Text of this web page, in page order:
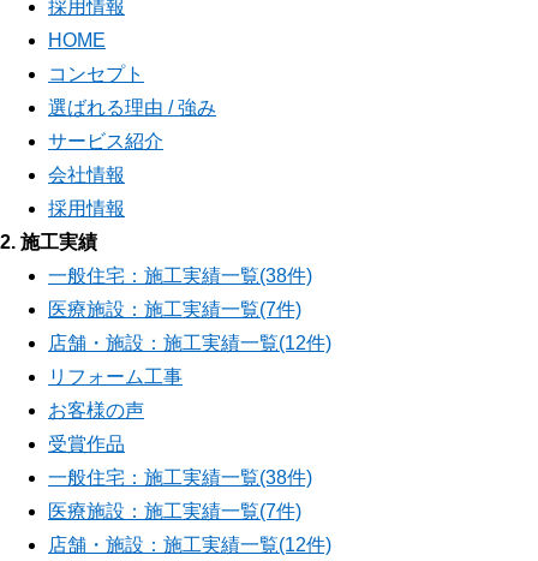
採用情報
HOME
コンセプト
選ばれる理由 / 強み
サービス紹介
会社情報
採用情報
2. 施工実績
一般住宅：施工実績一覧(38件)
医療施設：施工実績一覧(7件)
店舗・施設：施工実績一覧(12件)
リフォーム工事
お客様の声
受賞作品
一般住宅：施工実績一覧(38件)
医療施設：施工実績一覧(7件)
店舗・施設：施工実績一覧(12件)